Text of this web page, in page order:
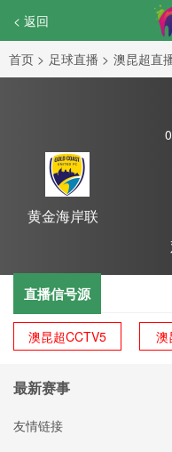
< 返回
首页 > 足球直播 > 澳昆超直
黄金海岸联
直播信号源
澳昆超CCTV5 澳
最新赛事
友情链接